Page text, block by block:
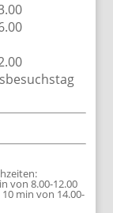
von 8.00-12.00
min von 14.00-